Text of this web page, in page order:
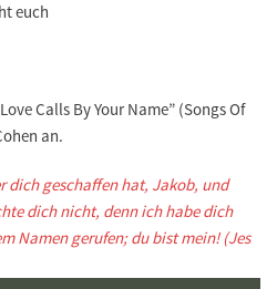
euch
Calls By Your Name” (Songs Of
an.
dich geschaffen hat, Jakob, und
dich nicht, denn ich habe dich
Namen gerufen; du bist mein! (Jes